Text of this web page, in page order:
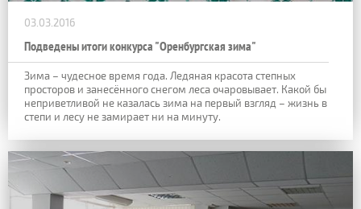
03.03.2016
Подведены итоги конкурса "Оренбургская зима"
Зима – чудесное время года. Ледяная красота степных
просторов и занесённого снегом леса очаровывает. Какой бы
неприветливой не казалась зима на первый взгляд – жизнь в
степи и лесу не замирает ни на минуту.